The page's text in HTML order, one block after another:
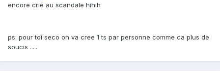
encore crié au scandale hihih
ps: pour toi seco on va cree 1 ts par personne comme ca plus de
soucis .....